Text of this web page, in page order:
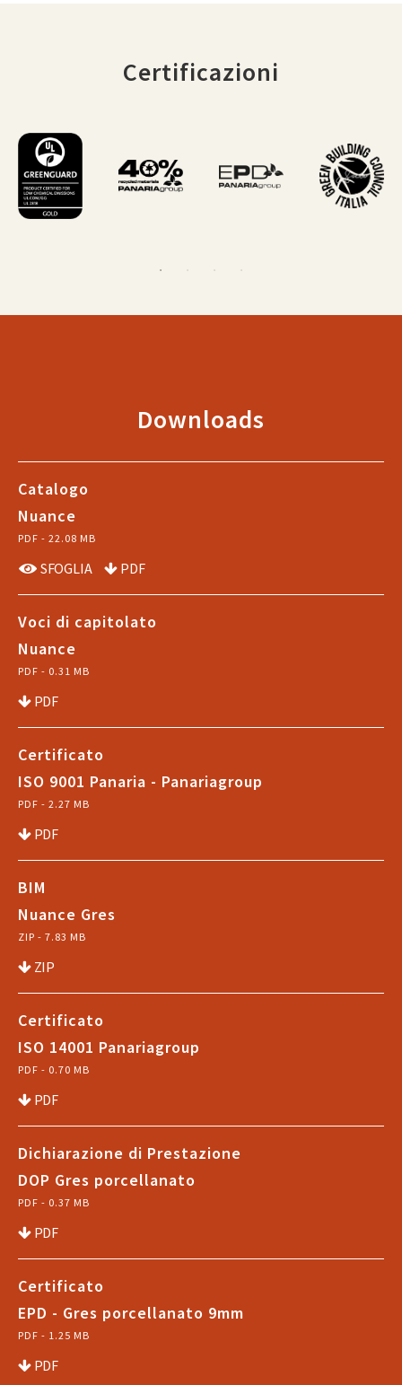
Certificazioni
Downloads
Catalogo
Nuance
PDF - 22.08 MB
SFOGLIA PDF
Voci di capitolato
Nuance
PDF - 0.31 MB
PDF
Certificato
ISO 9001 Panaria - Panariagroup
PDF - 2.27 MB
PDF
BIM
Nuance Gres
ZIP - 7.83 MB
ZIP
Certificato
ISO 14001 Panariagroup
PDF - 0.70 MB
PDF
Dichiarazione di Prestazione
DOP Gres porcellanato
PDF - 0.37 MB
PDF
Certificato
EPD - Gres porcellanato 9mm
PDF - 1.25 MB
PDF